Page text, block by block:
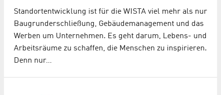
Standortentwicklung ist für die WISTA viel mehr als nur
Baugrunderschließung, Gebäudemanagement und das
Werben um Unternehmen. Es geht darum, Lebens- und
Arbeitsräume zu schaffen, die Menschen zu inspirieren.
Denn nur…